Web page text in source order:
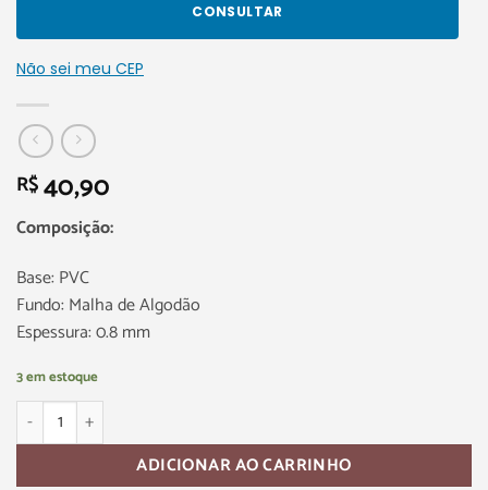
CONSULTAR
Não sei meu CEP
R$40,90
Composição:
Base: PVC
Fundo: Malha de Algodão
Espessura: 0.8 mm
3 em estoque
ADICIONAR AO CARRINHO